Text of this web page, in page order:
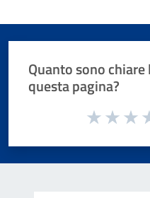
Quanto sono
questa pagina?
Valuta da 1 a 5 stelle la